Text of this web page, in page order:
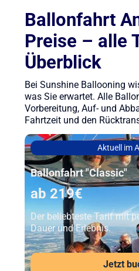
Ballonfahrt
Preise – alle
Überblick
Bei Sunshine Ballooning
was Sie erwartet. Alle
Vorbereitung, Auf- und
Fahrtzeit und den
Aktuell im
Ballonfahrt "Classic"
ab 219€
Der beliebteste Tarif mit
Dauer und Erlebnis.
Jetzt